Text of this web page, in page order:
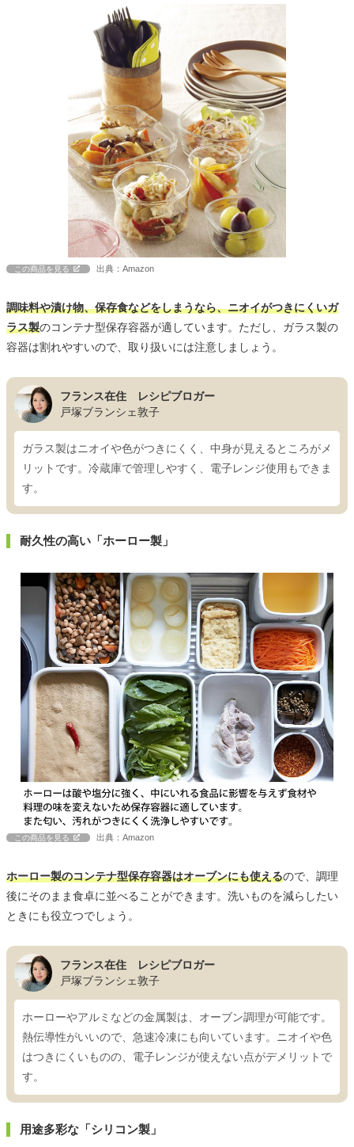
この商品を見る 出典：Amazon
調味料や漬け物、保存食などをしまうなら、ニオイがつきにくいガ
ラス製のコンテナ型保存容器が適しています。ただし、ガラス製の
容器は割れやすいので、取り扱いには注意しましょう。
フランス在住 レシピブロガー
戸塚ブランシェ敦子
ガラス製はニオイや色がつきにくく、中身が見えるところがメ
リットです。冷蔵庫で管理しやすく、電子レンジ使用もできま
す。
耐久性の高い「ホーロー製」
この商品を見る 出典：Amazon
ホーロー製のコンテナ型保存容器はオーブンにも使えるので、調理
後にそのまま食卓に並べることができます。洗いものを減らしたい
ときにも役立つでしょう。
フランス在住 レシピブロガー
戸塚ブランシェ敦子
ホーローやアルミなどの金属製は、オーブン調理が可能です。
熱伝導性がいいので、急速冷凍にも向いています。ニオイや色
はつきにくいものの、電子レンジが使えない点がデメリットで
す。
用途多彩な「シリコン製」